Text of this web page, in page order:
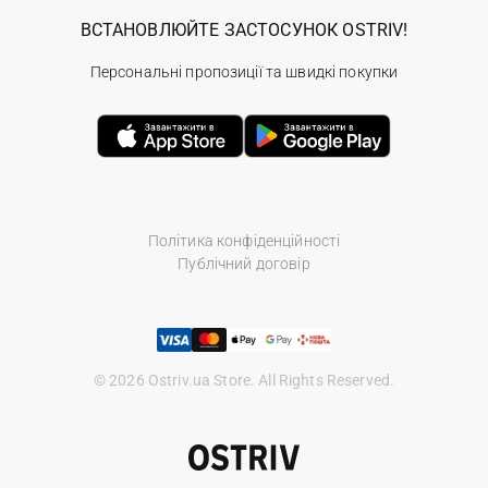
Політика конфіденційності
Публічний договір
© 2026 Ostriv.ua Store. All Rights Reserved.
ВСТАНОВЛЮЙТЕ ЗАСТОСУНОК OSTRIV!
Персональні пропозиції та швидкі покупки